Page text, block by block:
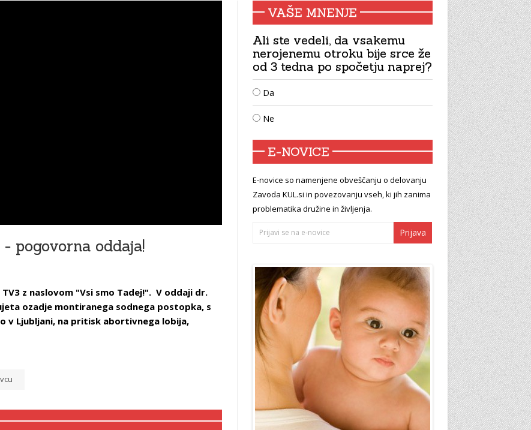
pogovorna oddaja!
z naslovom "Vsi smo Tadej!". V oddaji dr.
ozadje montiranega sodnega postopka, s
v Ljubljani, na pritisk abortivnega lobija,
VAŠE MNENJE
Ali ste vedeli, da vsakemu
nerojenemu otroku bije srce že
od 3 tedna po spočetju naprej?
Da
Ne
E-NOVICE
E-novice so namenjene obveščanju o delovanju
Zavoda KUL.si in povezovanju vseh, ki jih zanima
problematika družine in življenja.